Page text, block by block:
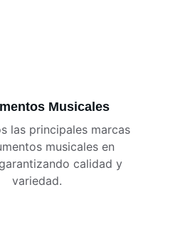
Musicales
las principales marcas
musicales en
calidad y
variedad.